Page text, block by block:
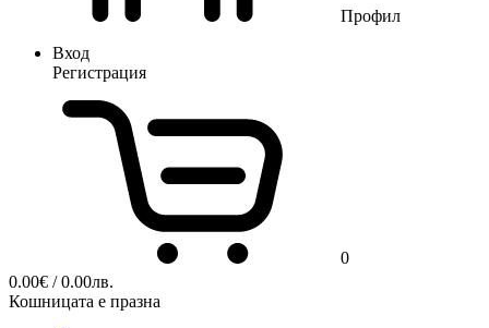
Профил
Вход
Регистрация
0
0.00€ / 0.00лв.
Кошницата е празна